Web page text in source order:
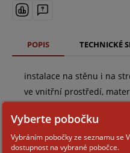
POPIS TECHNICKÉ
instalace na stěnu i na
ve vnitřní prostředí,
Vyberte pobočku
Vybráním pobočky ze seznamu se
dostupnost na vybrané pobočce.